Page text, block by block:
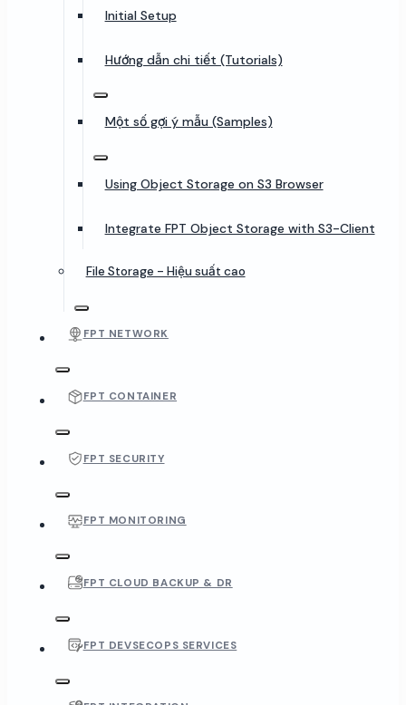
Initial Setup
Hướng dẫn chi tiết (Tutorials)
Một số gợi ý mẫu (Samples)
Using Object Storage on S3 Browser
Integrate FPT Object Storage with S3-Client
File Storage - Hiệu suất cao
FPT NETWORK
FPT CONTAINER
FPT SECURITY
FPT MONITORING
FPT CLOUD BACKUP & DR
FPT DEVSECOPS SERVICES